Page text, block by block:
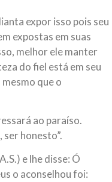
expor isso pois seu
expostas em suas
melhor ele manter
do fiel está em seu
que o
ao paraíso.
honesto”.
e lhe disse: Ó
o aconselhou foi: